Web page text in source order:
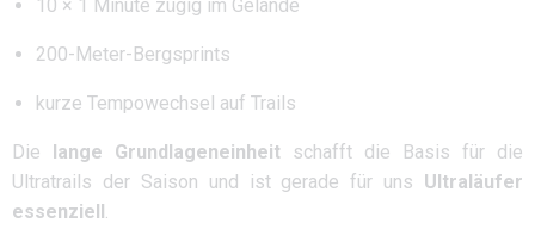
10 × 1 Minute zügig im Gelände
200-Meter-Bergsprints
kurze Tempowechsel auf Trails
Die lange Grundlageneinheit schafft die Basis für die
Ultratrails der Saison und ist gerade für uns Ultraläufer
essenziell.